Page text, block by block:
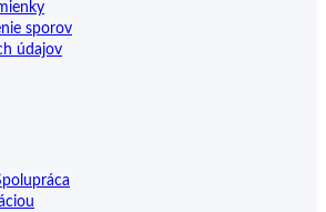
sporov
údajov